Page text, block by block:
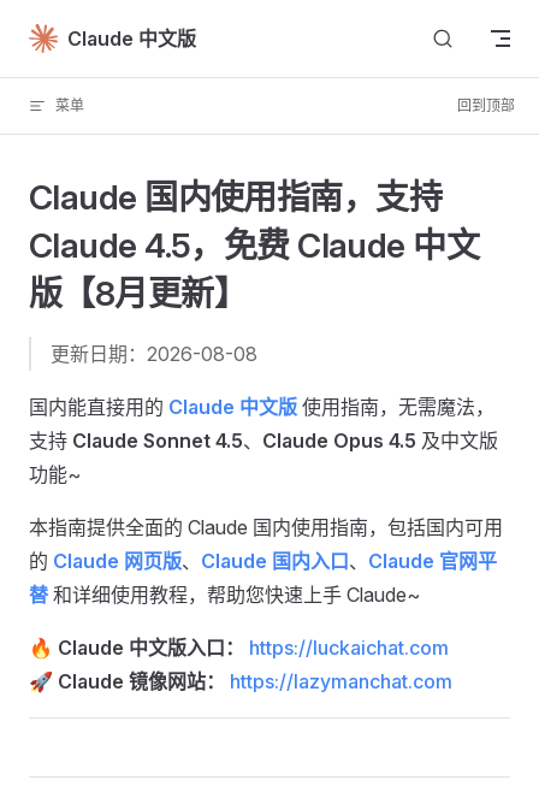
Skip to content
Claude 中文版
菜单 回到顶部
Claude 国内使用指南，支持
Claude 4.5，免费 Claude 中文
版【8月更新】
更新日期：2026-08-08
国内能直接用的 Claude 中文版 使用指南，无需魔法，
支持 Claude Sonnet 4.5、 Claude Opus 4.5 及中文版
功能~
本指南提供全面的 Claude 国内使用指南，包括国内可用
的 Claude 网页版、 Claude 国内入口、 Claude 官网平
替 和详细使用教程，帮助您快速上手 Claude~
🔥 Claude 中文版入口：
https://luckaichat.com
🚀 Claude 镜像网站：
https://lazymanchat.com